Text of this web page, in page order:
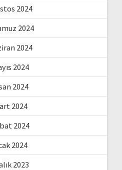
2024
2024
2024
2024
2024
2024
2024
2024
2023